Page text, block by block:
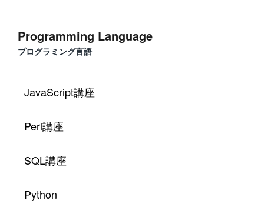
Programming Language
プログラミング言語
JavaScript講座
Perl講座
SQL講座
Python